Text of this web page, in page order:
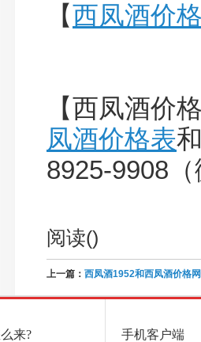
【西凤酒价
【西凤酒价
凤酒价格表
8925-9908
阅读()
上一篇： 西凤酒1952和西凤酒价格
来? 手机客户端